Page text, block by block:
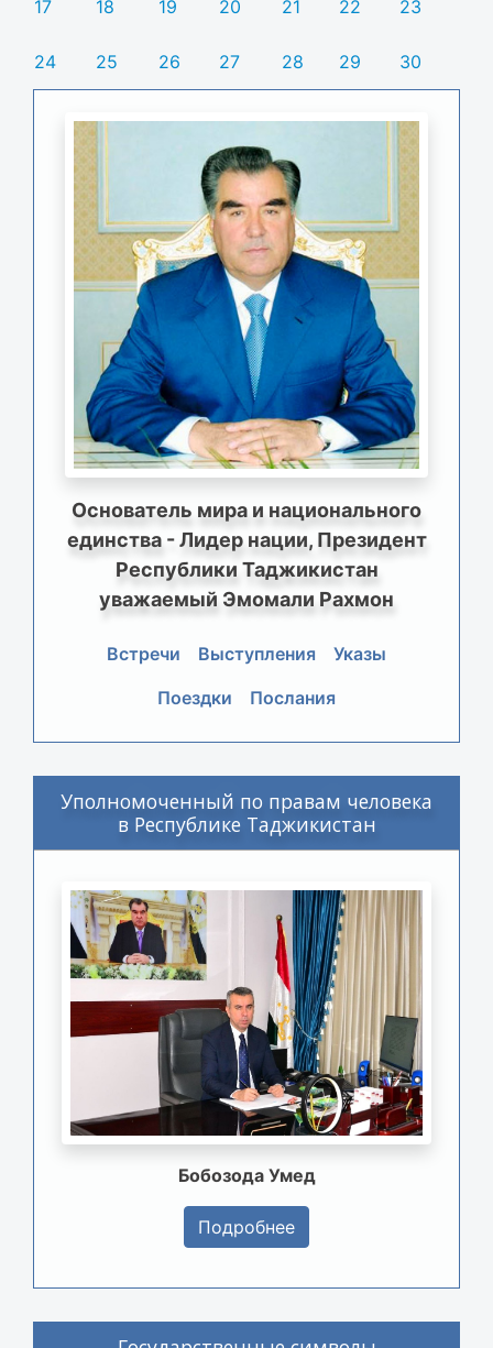
17 18 19 20 21 22 23
24 25 26 27 28 29 30
Основатель мира и национального
единства - Лидер нации, Президент
Республики Таджикистан
уважаемый Эмомали Рахмон
Встречи Выступления
Указы
Поездки
Послания
Уполномоченный по правам человека
в Республике Таджикистан
Бобозода Умед
Подробнее